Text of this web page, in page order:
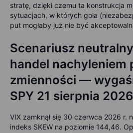
stratę, dzięki czemu ta konstrukcja
sytuacjach, w których goła
put mogłaby już nie być
Scenariusz
handel nachyleniem
zmienności —
SPY 21 sierpnia
VIX zamknął się 30 czerwca 2026 r.
indeks SKEW na poziomie 144,46.